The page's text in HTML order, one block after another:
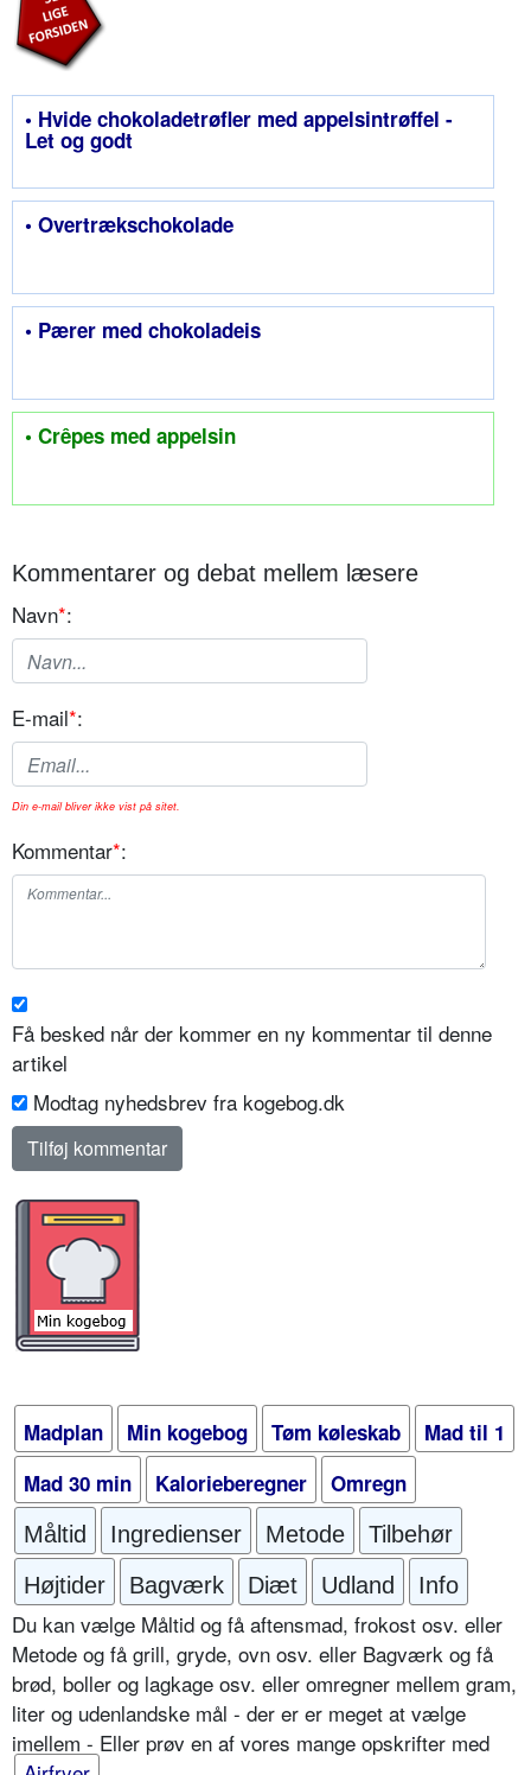
• Hvide chokoladetrøfler med appelsintrøffel -
Let og godt
• Overtrækschokolade
• Pærer med chokoladeis
• Crêpes med appelsin
Kommentarer og debat mellem læsere
Navn*:
E-mail*:
Din e-mail bliver ikke vist på sitet.
Kommentar*:
Få besked når der kommer en ny kommentar til denne
artikel
Modtag nyhedsbrev fra kogebog.dk
Madplan Min kogebog Tøm køleskab
Mad til 1
Mad 30 min
Kalorieberegner Omregn
Måltid Ingredienser Metode
Tilbehør
Højtider
Bagværk Diæt Udland Info
Du kan vælge Måltid og få aftensmad, frokost osv. eller
Metode og få grill, gryde, ovn osv. eller Bagværk og få
brød, boller og lagkage osv. eller omregner mellem gram,
liter og udenlandske mål - der er er meget at vælge
imellem - Eller prøv en af vores mange opskrifter med